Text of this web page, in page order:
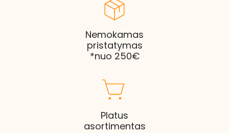
Nemokamas
pristatymas
*nuo 250€
Platus
asortimentas